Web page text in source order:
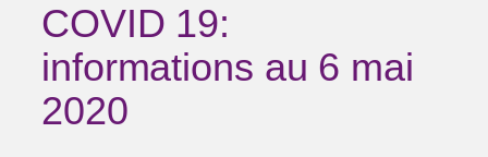
COVID 19:
informations au 6 mai
2020